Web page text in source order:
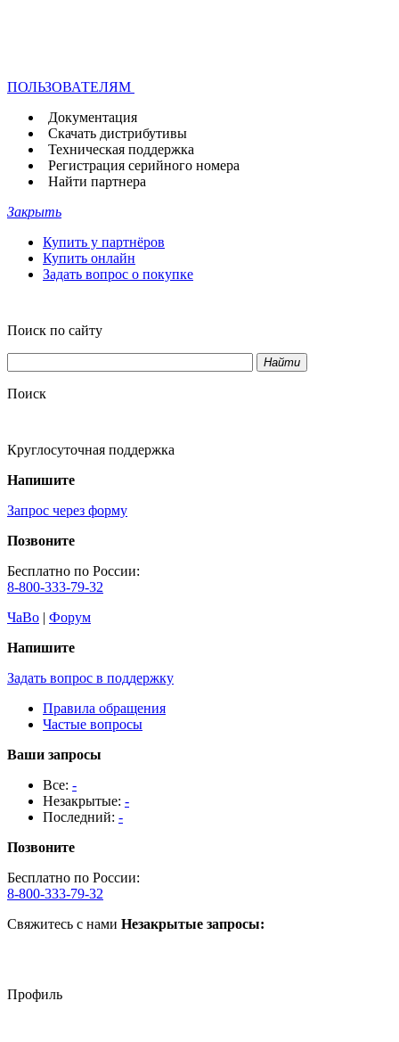
ПОЛЬЗОВАТЕЛЯМ
Документация
Скачать дистрибутивы
Техническая поддержка
Регистрация серийного номера
Найти партнера
Закрыть
Купить у партнёров
Купить онлайн
Задать вопрос о покупке
Поиск по сайту
Найти
Поиск
Круглосуточная поддержка
Напишите
Запрос через форму
Позвоните
Бесплатно по России:
8-800-333-79-32
ЧаВо | Форум
Напишите
Задать вопрос в поддержку
Правила обращения
Частые вопросы
Ваши запросы
Все: -
Незакрытые: -
Последний: -
Позвоните
Бесплатно по России:
8-800-333-79-32
Свяжитесь с нами Незакрытые запросы:
Профиль